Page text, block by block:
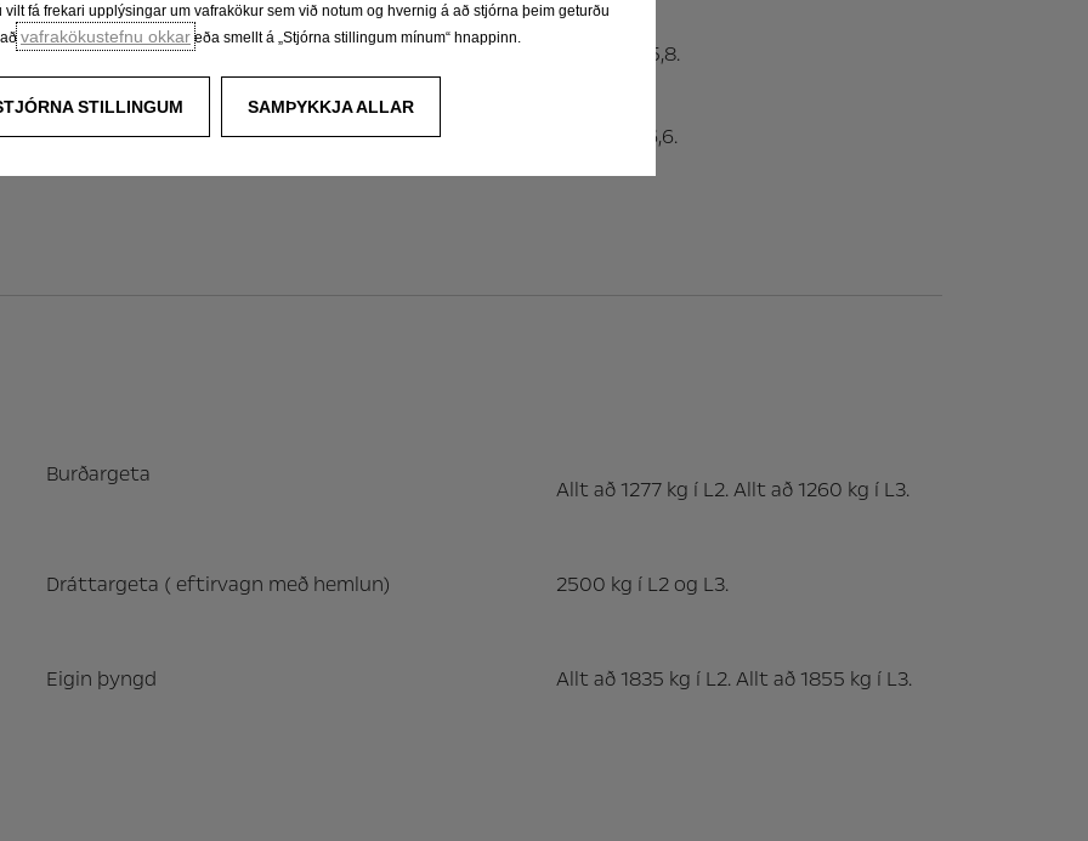
Rúmmál hleðslurýmis (m3)
Rúmmál hleðslurýmis með Flex Cargo (m3)
L2: 5,3 L3: 5,8.
L2: 6,1 L3: 6,6.
Burðargeta
Allt að 1277 kg í L2. Allt að 1260 kg í L3.
Dráttargeta ( eftirvagn með hemlun) 2500 kg í L2 og L3.
Eigin þyngd Allt að 1835 kg í L2. Allt að 1855 kg í L3.
vilt fá frekari upplýsingar um vafrakökur sem við notum og hvernig á að stjórna þeim geturðu
vafrakökustefnu okkar eða smellt á „Stjórna stillingum mínum“ hnappinn.
STJÓRNA STILLINGUM SAMÞYKKJA ALLAR